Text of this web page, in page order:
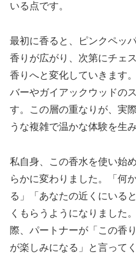
いる点です。
最初に香ると、ピンクペッ
香りが広がり、次第にチェ
香りへと変化していきます
バーやガイアックウッドの
す。この層の重なりが、実
うな複雑で温かな体験を生
私自身、この香水を使い始
らかに変わりました。「何
る」「あなたの近くにいる
くもらうようになりました
際、パートナーが「この香
が楽しみになる」と言って